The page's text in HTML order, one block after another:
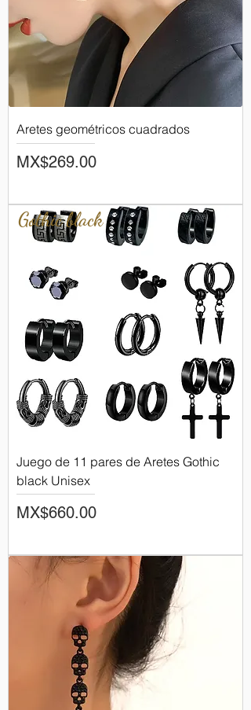
Aretes geométricos cuadrados
Price
MX$269.00
Gothic black
Juego de 11 pares de Aretes Gothic
black Unisex
Price
MX$660.00